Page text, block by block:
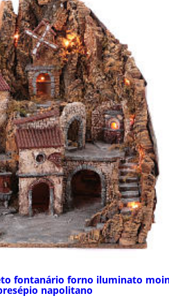
fontanário forno iluminato
napolitano